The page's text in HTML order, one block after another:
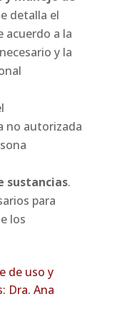
detalla el
acuerdo a la
y la
no autorizada
sustancias.
para
los
Dra. Ana